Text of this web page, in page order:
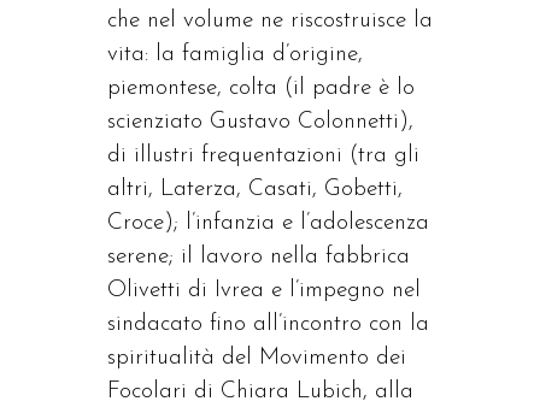
che nel volume ne riscostruisce la
vita: la famiglia d’origine,
piemontese, colta (il padre è lo
scienziato Gustavo Colonnetti),
di illustri frequentazioni (tra gli
altri, Laterza, Casati, Gobetti,
Croce); l’infanzia e l’adolescenza
serene; il lavoro nella fabbrica
Olivetti di Ivrea e l’impegno nel
sindacato fino all’incontro con la
spiritualità del Movimento dei
Focolari di Chiara Lubich, alla